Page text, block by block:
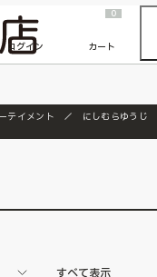
021 ONE PIECEカード付き同梱版』発売延期のご案内
ログイン
0
カート
テイメント にしむらゆうじ
すべて表示